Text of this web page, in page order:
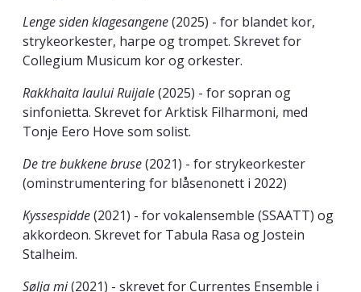
Lenge siden klagesangene(2025) - for blandet kor,
strykeorkester, harpe og trompet. Skrevet for
Collegium Musicum kor og orkester.
Rakkhaita laului Ruijale(2025) - for sopran og
sinfonietta. Skrevet for Arktisk Filharmoni, med
Tonje Eero Hove som solist.
De tre bukkene bruse(2021) - for strykeorkester
(ominstrumentering for blåsenonett i 2022)
Kyssespidde(2021) - for vokalensemble (SSAATT) og
akkordeon. Skrevet for Tabula Rasa og Jostein
Stalheim.
Sølja mi(2021) - skrevet for Currentes Ensemble i